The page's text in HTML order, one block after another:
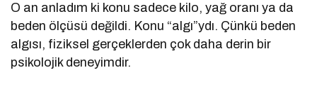
O an anladım ki konu sadece kilo, yağ oranı ya da
beden ölçüsü değildi. Konu “algı”ydı. Çünkü beden
algısı, fiziksel gerçeklerden çok daha derin bir
psikolojik deneyimdir.